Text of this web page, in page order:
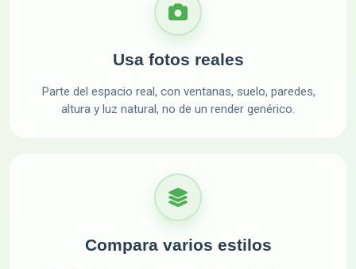
Usa fotos reales
Parte del espacio real, con ventanas, suelo, paredes,
altura y luz natural, no de un render genérico.
Compara varios estilos